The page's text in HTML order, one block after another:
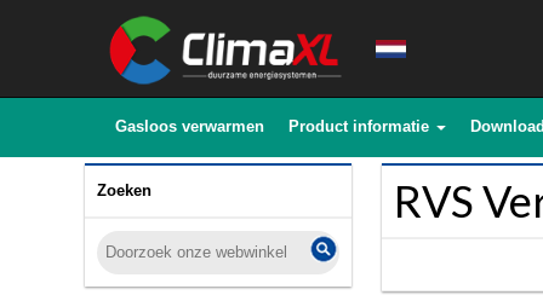
Gasloos verwarmen Product informatie
Zoeken RVS